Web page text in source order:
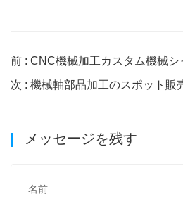
前 : CNC機械加工カスタム機械シ
次 : 機械軸部品加工のスポット販
メッセージを残す
名前